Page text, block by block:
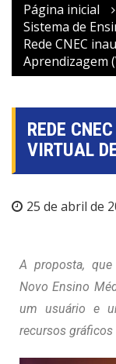
Página inicial
Sistema de
Rede CNEC
Aprendizagem
REDE
VIRTUAL
25 de abril de
A proposta,
Novo Ensino
um usuário e
recursos